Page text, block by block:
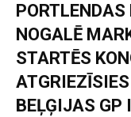
NOGALĒ
STARTĒS
BEĻĢIJAS GP